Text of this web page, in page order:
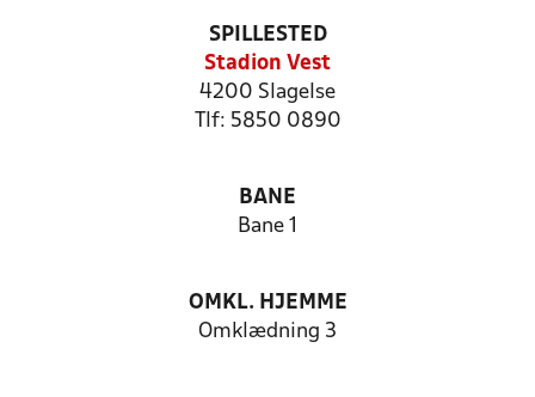
SPILLESTED
Stadion Vest
4200 Slagelse
Tlf: 5850 0890
BANE
Bane 1
OMKL. HJEMME
Omklædning 3